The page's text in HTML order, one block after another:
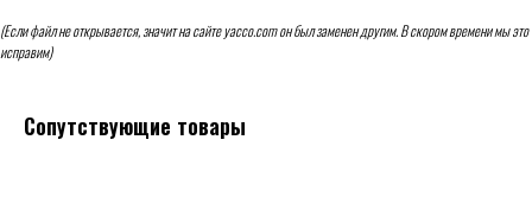
(Если файл не открывается, значит на сайте yacco.com он был заменен другим. В скором времени мы это
исправим)
Сопутствующие товары